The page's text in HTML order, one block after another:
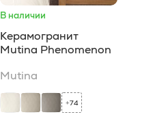
В наличии
Керамогранит
Mutina Phenomenon
Mutina
+74